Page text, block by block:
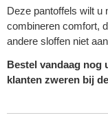
Deze pantoffels wilt u
combineren comfort,
andere sloffen niet
Bestel vandaag nog
klanten zweren bij